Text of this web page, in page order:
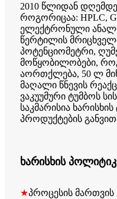
2010 წლიდან დღემდე
როგორიცაა: HPLC,
ელექტრონული
წერტილის
პოტენციომეტრი,
მოწყობილობები,
აორთქლება, 50 ლ
მაღალი წნევის
ვაკუუმური ტუმბოს
საკმარისია
პროდუქტების
ხარისხის
★პროცესის